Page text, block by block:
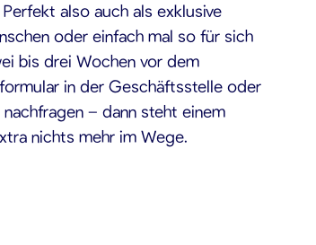
also auch als exklusive
oder einfach mal so für sich
bis drei Wochen vor dem
in der Geschäftsstelle oder
– dann steht einem
nichts mehr im Wege.